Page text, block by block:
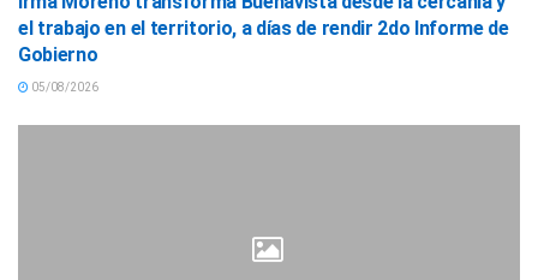
el trabajo en el territorio, a días de rendir 2do Informe de
Gobierno
05/08/2026